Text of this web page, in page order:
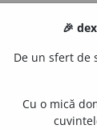
🎉
De un sfert de
Cu o mică